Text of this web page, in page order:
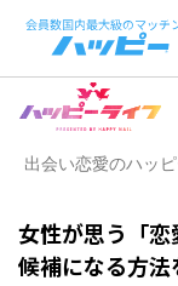
出会い恋愛のハッ
女性が思う「恋
候補になる方法